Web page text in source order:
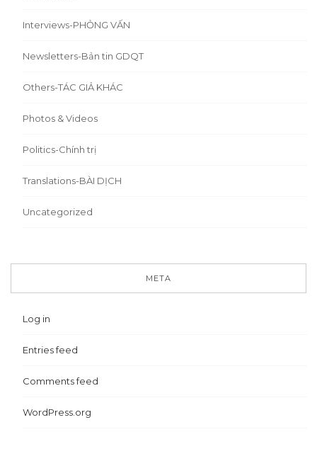
Interviews-PHỎNG VẤN
Newsletters-Bản tin GDQT
Others-TÁC GIẢ KHÁC
Photos & Videos
Politics-Chính trị
Translations-BÀI DỊCH
Uncategorized
META
Log in
Entries feed
Comments feed
WordPress.org